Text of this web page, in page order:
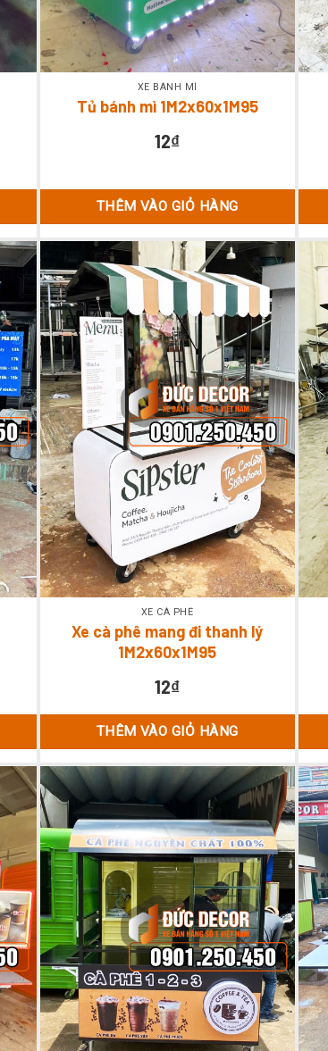
XE BÁNH MÌ
Tủ bánh mì 1M2x60x1M95
12₫
THÊM VÀO GIỎ HÀNG
XE CÀ PHÊ
Xe cà phê mang đi thanh lý
1M2x60x1M95
12₫
THÊM VÀO GIỎ HÀNG